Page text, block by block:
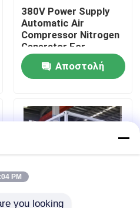
αγνότητας
380V Power Supply
Automatic Air
Compressor Nitrogen
Generator For
Beverage Filling
Αποστολή
PM
you looking